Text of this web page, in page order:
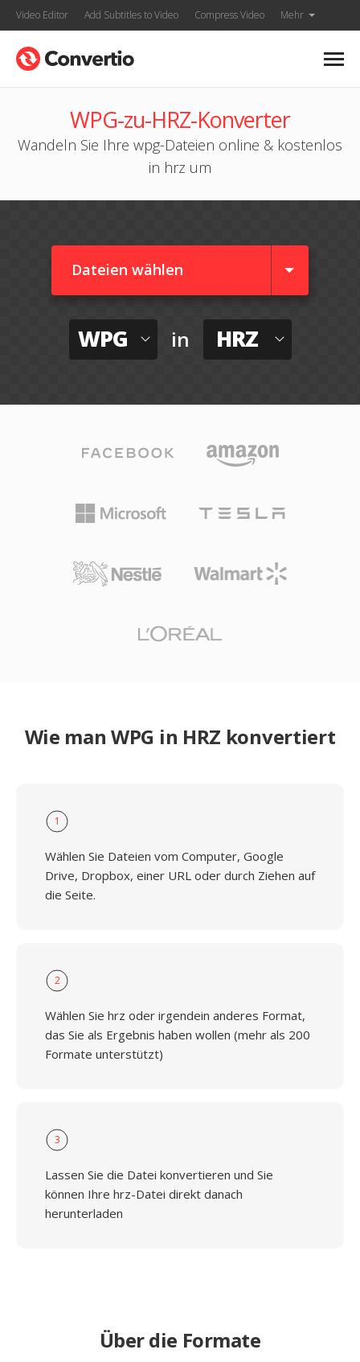
Video Editor Add Subtitles to Video Compress Video Mehr
WPG-zu-HRZ-Konverter
Wandeln Sie Ihre wpg-Dateien online & kostenlos
in hrz um
Dateien wählen
WPG in HRZ
Wie man WPG in HRZ konvertiert
1
Wählen Sie Dateien vom Computer, Google
Drive, Dropbox, einer URL oder durch Ziehen auf
die Seite.
2
Wählen Sie hrz oder irgendein anderes Format,
das Sie als Ergebnis haben wollen (mehr als 200
Formate unterstützt)
3
Lassen Sie die Datei konvertieren und Sie
können Ihre hrz-Datei direkt danach
herunterladen
Über die Formate